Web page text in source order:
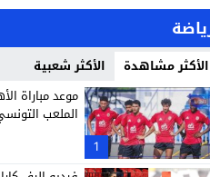
الأكثر مشاهدة الأكثر شعبية
1
موعد مباراة
الملعب